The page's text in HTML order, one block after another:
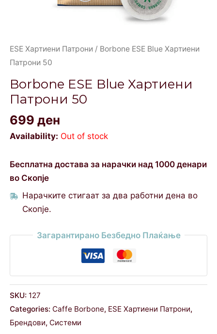
ESE Хартиени Патрони / Borbone ESE Blue Хартиени
Патрони 50
Borbone ESE Blue Хартиени
Патрони 50
699 ден
Availability: Out of stock
Бесплатна достава за нарачки над 1000 денари
во Скопје
Нарачките стигаат за два работни дена во
Скопје.
Загарантирано Безбедно Плаќање
SKU: 127
Categories: Caffe Borbone, ESE Хартиени Патрони,
Брендови, Системи